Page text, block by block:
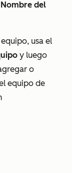
Nombre del
usa el
y luego
o
equipo de